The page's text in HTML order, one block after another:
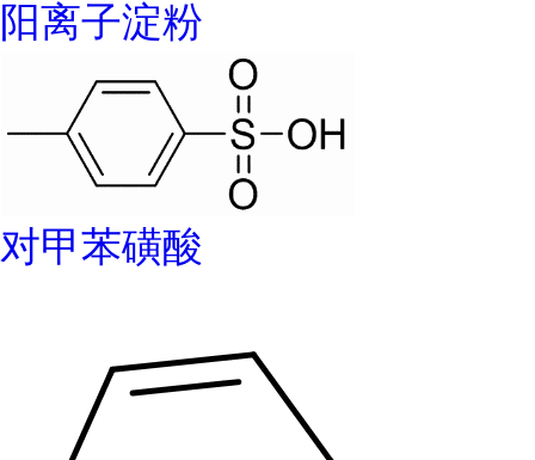
阳离子淀粉
对甲苯磺酸